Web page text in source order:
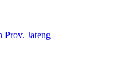
Prov. Jateng